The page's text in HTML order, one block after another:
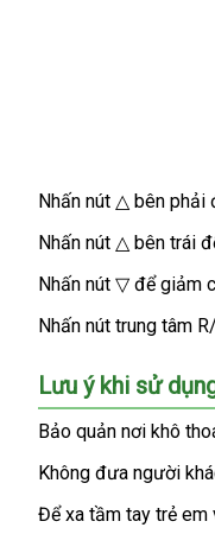
Cách
sử
Dương
vật
xoay
kích
thích
môn
DV20.
Nhấn nút △ bên phải
Nhấn nút △ bên trái
Nhấn nút ▽ link
web
để giảm
Nhấn nút trung tâm
Lưu ý khi sử
Bảo quản nơi khô
Không đưa người
Để xa tầm tay trẻ em